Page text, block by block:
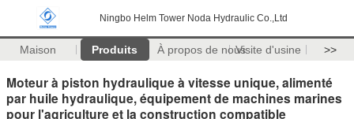
Ningbo Helm Tower Noda Hydraulic Co.,Ltd
Maison Produits À propos de nousVisite d'usine >>
Moteur à piston hydraulique à vitesse unique, alimenté
par huile hydraulique, équipement de machines marines
pour l'agriculture et la construction compatible